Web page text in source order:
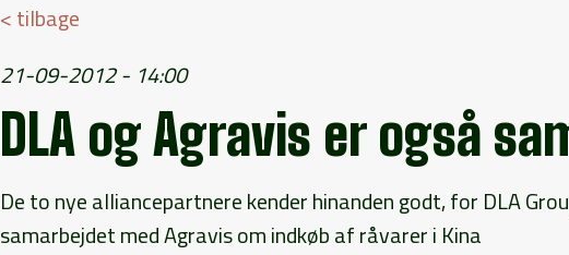
< tilbage
21-09-2012 - 14:00
DLA og Agravis er også
De to nye alliancepartnere kender hinanden godt, for DLA
samarbejdet med Agravis om indkøb af råvarer i Kina